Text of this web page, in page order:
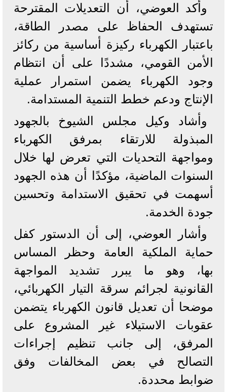
وأكد العوضي، أن التعديلات المقترحة
تستهدف الحفاظ على مصدر الطاقة،
باعتبار الكهرباء ركيزة أساسية من ركائز
الأمن القومي، مشددًا على أن انتظام
وجود الكهرباء يضمن استمرار عملية
الإنتاج ودعم خطط التنمية المستدامة.
وأشاد وكيل مجلس الشيوخ بالجهود
المبذولة للارتقاء بمرفق الكهرباء
ومواجهة التحديات التي تعرض لها خلال
السنوات الماضية، مؤكدًا أن هذه الجهود
أسهمت في تحقيق الاستدامة وتحسين
جودة الخدمة.
وأشار العوضي، إلى أن الدستور كفل
حماية الملكية العامة وحظر المساس
بها، وهو ما يبرر تشديد المواجهة
القانونية لجرائم سرقة التيار الكهربائي،
موضحا أن تعديل قانون الكهرباء يتضمن
عقوبات الاستيلاء غير المشروع على
المرفق، إلى جانب تنظيم إجراءات
التصالح في بعض المخالفات وفق
ضوابط محددة.